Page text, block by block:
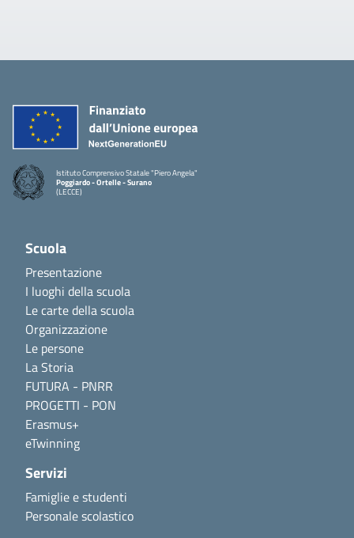
Istituto Comprensivo Statale "Piero Angela"
Poggiardo - Ortelle - Surano
(LECCE)
Scuola
Presentazione
I luoghi della scuola
Le carte della scuola
Organizzazione
Le persone
La Storia
FUTURA - PNRR
PROGETTI - PON
Erasmus+
eTwinning
Servizi
Famiglie e studenti
Personale scolastico